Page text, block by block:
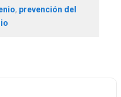
, prevención del